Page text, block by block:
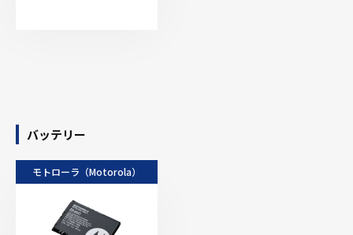
バッテリー
モトローラ（Motorola）